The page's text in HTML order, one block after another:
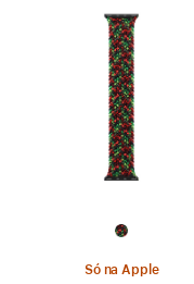
Só na Apple